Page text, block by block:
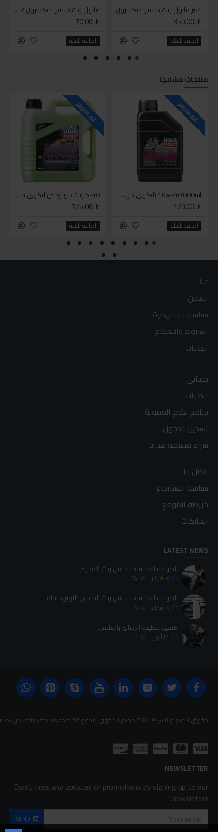
4لتر مانول زيت فتيس ديكسرون
350.00LE
اضافة للسلة
مانول زيت فتيس ديكسرون 2 لتر واحد
70.00LE
اضافة للسلة
منتجات مشابها
غير متوفر
10w-40 800ml (ليكوي مولي زيت دراجة بخارية ( موتوسيكل - سكوتر
120.00LE
اضافة للسلة
غير متوفر
5-40 زيت مولوجين ليكوي مولي اخضر
725.00LE
اضافة للسلة
عنا
الشحن
سياسة الخصوصية
الشروط والاحكام
الطلبات
حسابي
الطلبات
برنامج نظام العمولة
تسجيل الدخول
شراء قسيمة هدايا
اتصل بنا
سياسة الاسترجاع
خريطة الموقع
الماركات
LATEST NEWS
الطريقة الصحيحة لقياس زيت المحرك
٠٧ فبراير 24
الطريقة الصحيحة لقياس زيت الفتيس الاوتوماتيك
٠٧ فبراير 6
كيفية تنظيف الردياتير بالفلاش
٣٠ أبريل 5
حقوق الطبع والنشر © 2021 جميع الحقوق محفوظة sabrystores.com. من تصميم-
NEWSLETTER
Don't miss any updates or promotions by signing up to our
newsletter.
SEND